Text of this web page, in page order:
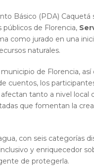
Básico (PDA) Caquetá
de Florencia,
como jurado en una
naturales.
de Florencia,
cuentos, los
tanto a nivel local
que fomentan la
con seis categorías
y enriquecedor
de protegerla.